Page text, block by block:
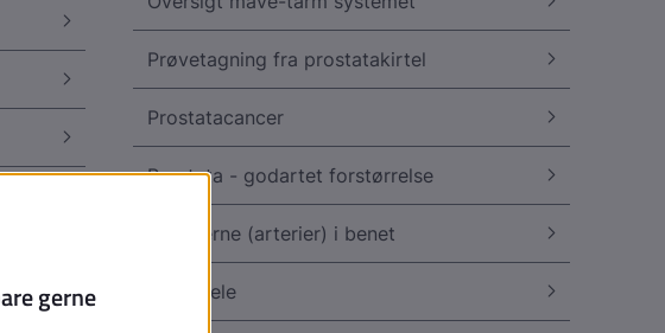
Prøvetagning fra prostatakirtel
Prostatacancer
Prostata - godartet forstørrelse
Pulsårerne (arterier) i benet
Rektocele